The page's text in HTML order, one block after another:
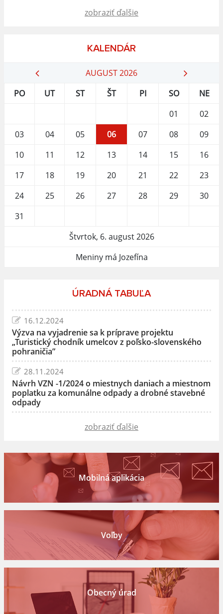
zobraziť ďalšie
KALENDÁR
AUGUST 2026
PO
UT ST ŠT PI SO
NE
01
02
03
04 05 06 07 08
09
10
11 12 13 14 15
16
17
18 19 20 21 22
23
24
25 26 27 28 29
30
31
Štvrtok, 6. august 2026
Meniny má Jozefína
ÚRADNÁ TABUĽA
16.12.2024
Výzva na vyjadrenie sa k príprave projektu
„Turistický chodník umelcov z poľsko-slovenského
pohraničia”
28.11.2024
Návrh VZN -1/2024 o miestnych daniach a miestnom
poplatku za komunálne odpady a drobné stavebné
odpady
zobraziť ďalšie
Mobilná aplikácia
Voľby
Obecný úrad